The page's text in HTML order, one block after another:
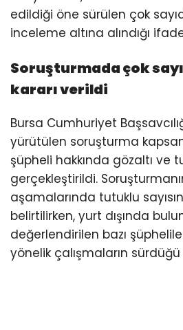
edildiği öne sürülen çok
inceleme altına alındığı
Soruşturmada çok
kararı verildi
Bursa Cumhuriyet
yürütülen soruşturma
şüpheli hakkında gözaltı ve
gerçekleştirildi.
aşamalarında tutuklu
belirtilirken, yurt dışında
değerlendirilen bazı
yönelik çalışmaların